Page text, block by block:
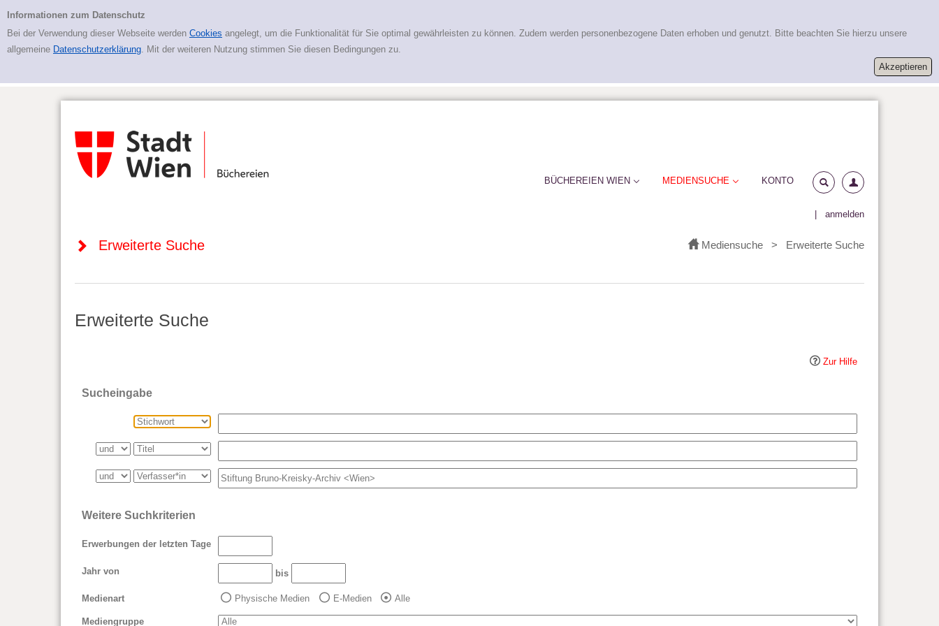
Erweiterte Suche
Informationen zum Datenschutz
Bei der Verwendung dieser Webseite werden Cookies angelegt, um die Funktionalität für Sie optimal gewährleisten zu können. Zudem werden personenbezogene Daten erhoben und genutzt. Bitte beachten Sie hierzu unsere
allgemeine Datenschutzerklärung. Mit der weiteren Nutzung stimmen Sie diesen Bedingungen zu.
anmelden
BÜCHEREIEN WIEN MEDIENSUCHE KONTO
Erweiterte Suche Mediensuche > Erweiterte Suche
Erweiterte Suche
Zur Hilfe
Sucheingabe
Weitere Suchkriterien
Erwerbungen der letzten Tage
Jahr von bis
Medienart Physische Medien E-Medien Alle
Mediengruppe